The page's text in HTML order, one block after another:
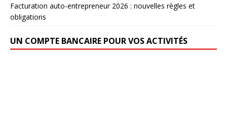
Facturation auto-entrepreneur 2026 : nouvelles règles et
obligations
UN COMPTE BANCAIRE POUR VOS ACTIVITÉS